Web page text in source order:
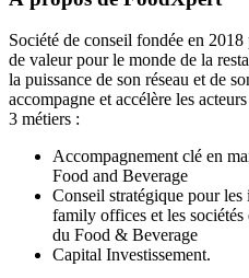
Société de conseil fondée en
de valeur pour le monde de la
la puissance de son réseau et de
accompagne et accélère les
3 métiers :
Accompagnement clé en
Food and Beverage
Conseil stratégique pour
family offices et les
du Food & Beverage
Capital Investissement.